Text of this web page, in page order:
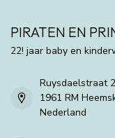
PIRATEN EN
22! jaar baby en
Ruysdaelstraat
1961 RM
Nederland